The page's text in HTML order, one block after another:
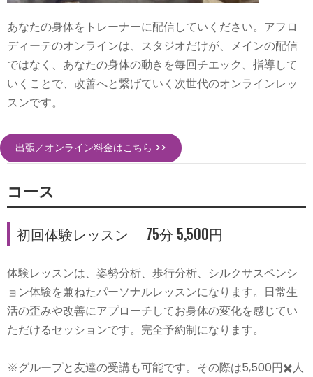
あなたの身体をトレーナーに配信していください。アフロ
ディーテのオンラインは、スタジオだけが、メインの配信
ではなく、あなたの身体の動きを毎回チエック、指導して
いくことで、改善へと繋げていく次世代のオンラインレッ
スンです。
出張／オンライン料金はこちら >>
コース
初回体験レッスン 75分 5,500円
体験レッスンは、姿勢分析、歩行分析、シルクサスペンシ
ョン体験を兼ねたパーソナルレッスンになります。日常生
活の歪みや改善にアプローチしてお身体の変化を感じてい
ただけるセッションです。完全予約制になります。
※グループと友達の受講も可能です。その際は5,500円✖️人